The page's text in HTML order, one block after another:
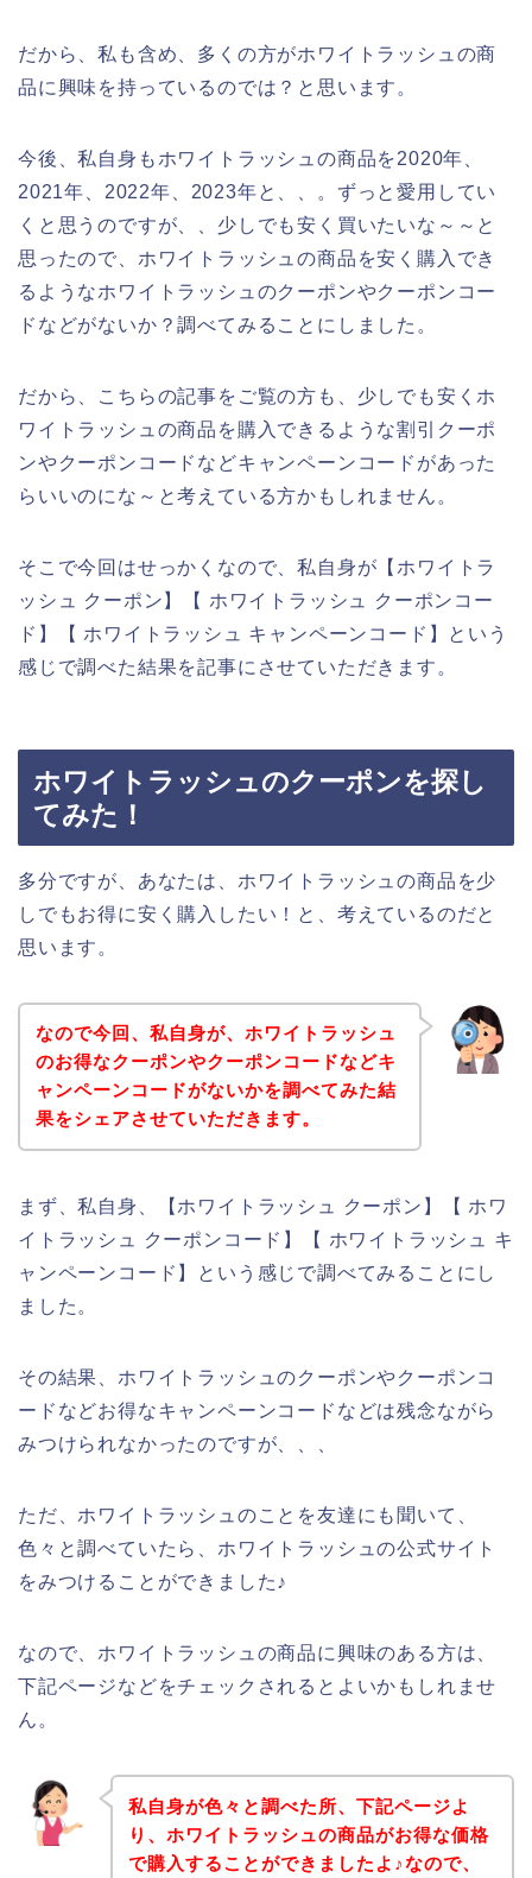
だから、私も含め、多くの方がホワイトラッシュの商
品に興味を持っているのでは？と思います。
今後、私自身もホワイトラッシュの商品を2020年、
2021年、2022年、2023年と、、。ずっと愛用してい
くと思うのですが、、少しでも安く買いたいな～～と
思ったので、ホワイトラッシュの商品を安く購入でき
るようなホワイトラッシュのクーポンやクーポンコー
ドなどがないか？調べてみることにしました。
だから、こちらの記事をご覧の方も、少しでも安くホ
ワイトラッシュの商品を購入できるような割引クーポ
ンやクーポンコードなどキャンペーンコードがあった
らいいのにな～と考えている方かもしれません。
そこで今回はせっかくなので、私自身が【ホワイトラ
ッシュ クーポン】【 ホワイトラッシュ クーポンコー
ド】【 ホワイトラッシュ キャンペーンコード】という
感じで調べた結果を記事にさせていただきます。
ホワイトラッシュのクーポンを探し
てみた！
多分ですが、あなたは、ホワイトラッシュの商品を少
しでもお得に安く購入したい！と、考えているのだと
思います。
なので今回、私自身が、ホワイトラッシュ
のお得なクーポンやクーポンコードなどキ
ャンペーンコードがないかを調べてみた結
果をシェアさせていただきます。
まず、私自身、【ホワイトラッシュ クーポン】【 ホワ
イトラッシュ クーポンコード】【 ホワイトラッシュ キ
ャンペーンコード】という感じで調べてみることにし
ました。
その結果、ホワイトラッシュのクーポンやクーポンコ
ードなどお得なキャンペーンコードなどは残念ながら
みつけられなかったのですが、、、
ただ、ホワイトラッシュのことを友達にも聞いて、
色々と調べていたら、ホワイトラッシュの公式サイト
をみつけることができました♪
なので、ホワイトラッシュの商品に興味のある方は、
下記ページなどをチェックされるとよいかもしれませ
ん。
私自身が色々と調べた所、下記ページよ
り、ホワイトラッシュの商品がお得な価格
で購入することができましたよ♪なので、